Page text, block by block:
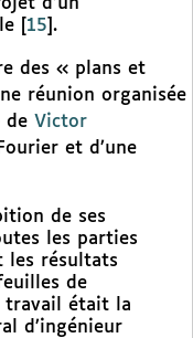
d’un
15 .
des « plans et
réunion organisée
de Victor
et d’une
de ses
les parties
les résultats
de
travail était la
d’ingénieur